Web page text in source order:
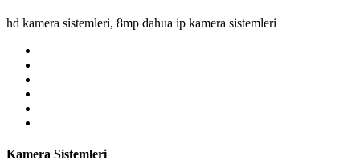
hd kamera sistemleri, 8mp dahua ip kamera sistemleri
Kamera Sistemleri